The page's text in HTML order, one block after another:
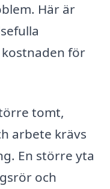
Här är
för
tomt,
arbete krävs
En större yta
och